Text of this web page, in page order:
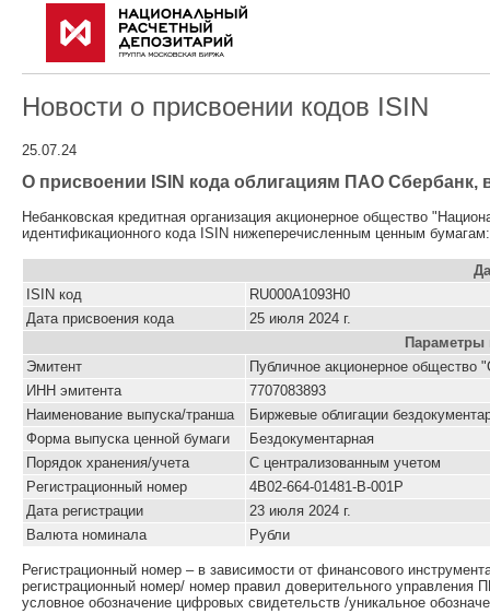
Новости о присвоении кодов ISIN
25.07.24
О присвоении ISIN кода облигациям ПАО Сбербанк,
Небанковская кредитная организация акционерное общество
идентификационного кода ISIN нижеперечисленным ценным бумагам:
ISIN код
RU000A1093H0
Дата присвоения кода
25 июля 2024 г.
Параметры
Эмитент
Публичное акционерное общество
ИНН эмитента
7707083893
Наименование выпуска/транша
Биржевые облигации
Форма выпуска ценной бумаги
Бездокументарная
Порядок хранения/учета
С централизованным учетом
Pегистрационный номер
4B02-664-01481-B-001P
Дата регистрации
23 июля 2024 г.
Валюта номинала
Рубли
Регистрационный номер – в зависимости от финансового
регистрационный номер/ номер правил доверительного
условное обозначение цифровых свидетельств /уникальное